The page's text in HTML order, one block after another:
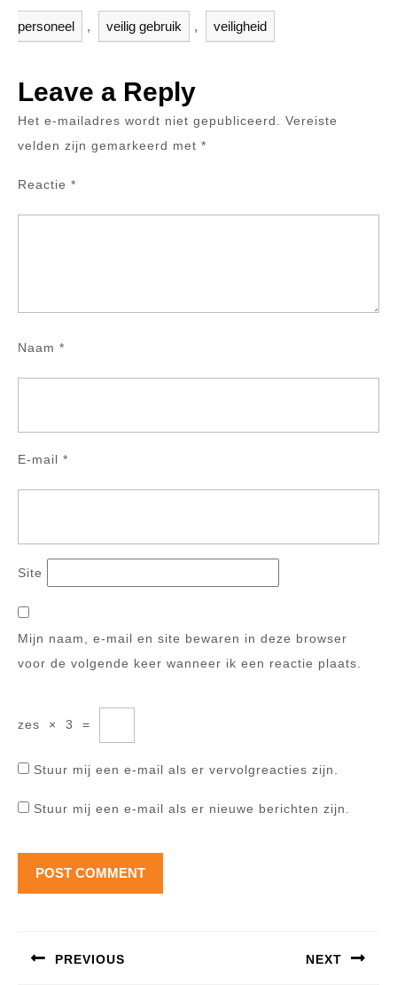
personeel , veilig gebruik , veiligheid
Leave a Reply
Het e-mailadres wordt niet gepubliceerd.
Vereiste
velden zijn gemarkeerd met *
Reactie *
Naam *
E-mail *
Site
Mijn naam, e-mail en site bewaren in deze browser
voor de volgende keer wanneer ik een reactie plaats.
zes × 3 =
Stuur mij een e-mail als er vervolgreacties zijn.
Stuur mij een e-mail als er nieuwe berichten zijn.
PREVIOUS NEXT